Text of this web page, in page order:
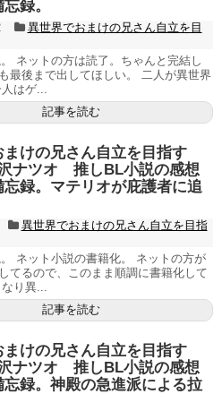
録。
異世界でおまけの兄さん自立を目
ネットの方は読了。ちゃんと完結し
最後まで出してほしい。 二人が異世界
はゲ...
記事を読む
まけの兄さん自立を目指す
ナツオ 推しBL小説の感想
忘録。マテリオが庇護者に追
異世界でおまけの兄さん自立を目指
ネット小説の書籍化。 ネットの方が
てるので、このまま順調に書籍化して
り異...
記事を読む
まけの兄さん自立を目指す
ナツオ 推しBL小説の感想
忘録。神殿の急進派による拉